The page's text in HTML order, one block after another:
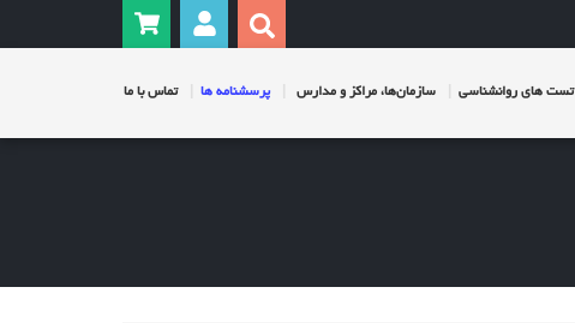
تست های روانشناسی سازمان‌ها، مراکز و مدارس پرسشنامه ها تماس با ما